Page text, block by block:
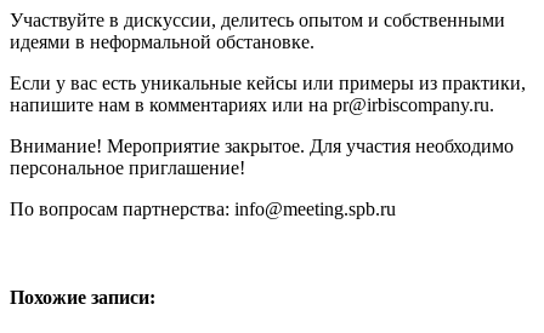
Участвуйте в дискуссии, делитесь опытом и собственными
идеями в неформальной обстановке.
Если у вас есть уникальные кейсы или примеры из практики,
напишите нам в комментариях или на pr@irbiscompany.ru.
Внимание! Мероприятие закрытое. Для участия необходимо
персональное приглашение!
По вопросам партнерства: info@meeting.spb.ru
Похожие записи: